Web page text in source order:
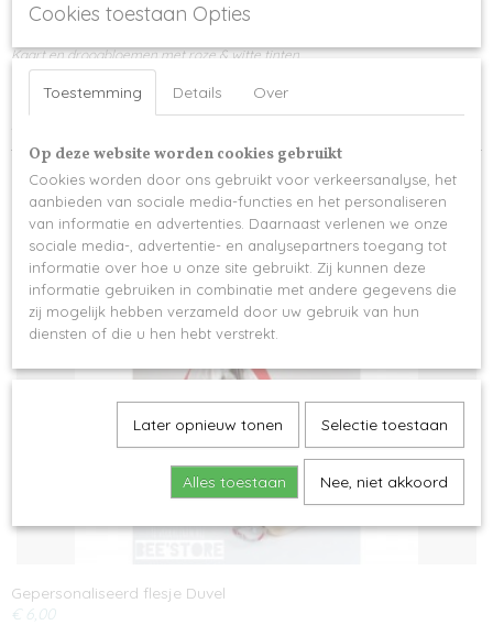
droogbloemen een bijzonder leuk idee!
Kaart en droogbloemen met roze & witte tinten
Tekst op de kaart "Je t'aime ♥"
Ook interessant
Gepersonaliseerd flesje Duvel
€ 6,00
Cookies toestaan Opties
Toestemming Details Over
Op deze website worden cookies gebruikt
Cookies worden door ons gebruikt voor verkeersanalyse, het
aanbieden van sociale media-functies en het personaliseren
van informatie en advertenties. Daarnaast verlenen we onze
sociale media-, advertentie- en analysepartners toegang tot
informatie over hoe u onze site gebruikt. Zij kunnen deze
informatie gebruiken in combinatie met andere gegevens die
zij mogelijk hebben verzameld door uw gebruik van hun
diensten of die u hen hebt verstrekt.
Later opnieuw tonen Selectie toestaan
Alles toestaan Nee, niet akkoord